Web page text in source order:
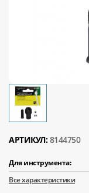
АРТИКУЛ: 8144750
Для инструмента:
Все характеристики